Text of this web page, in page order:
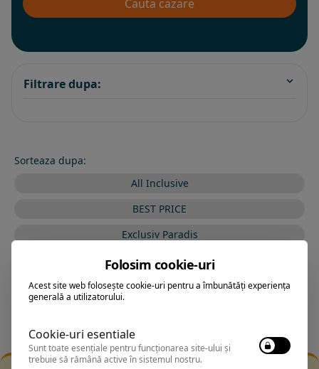
Filtrare dupa:
Sorteaza dupa:
All Inclusive
BEST PRICE
Exclusiv Paradis
Stele 1-5
Stele 5-1
Folosim cookie-uri
Acest site web folosește cookie-uri pentru a îmbunătăți experiența
generală a utilizatorului.
Cookie-uri esentiale
Sunt toate esențiale pentru funcționarea site-ului și
trebuie să rămână active în sistemul nostru.